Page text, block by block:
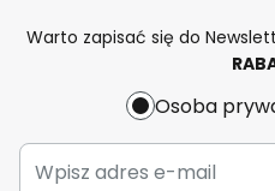
Warto zapisać się do
Osoba